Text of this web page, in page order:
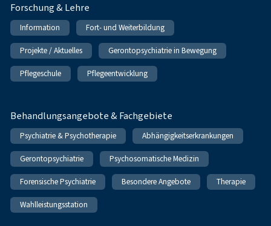
Forschung & Lehre
Information Fort- und Weiterbildung
Projekte / Aktuelles Gerontopsychiatrie in Bewegung
Pflegeschule Pflegeentwicklung
Behandlungsangebote & Fachgebiete
Psychiatrie & Psychotherapie Abhängigkeitserkrankungen
Gerontopsychiatrie Psychosomatische Medizin
Forensische Psychiatrie Besondere Angebote Therapie
Wahlleistungsstation